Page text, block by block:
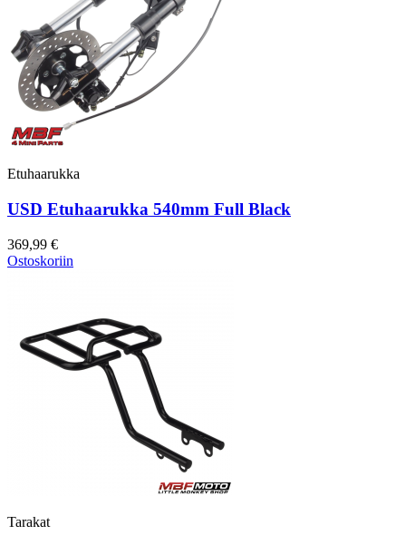
Etuhaarukka
USD Etuhaarukka 540mm Full Black
369,99 €
Ostoskoriin
Tarakat